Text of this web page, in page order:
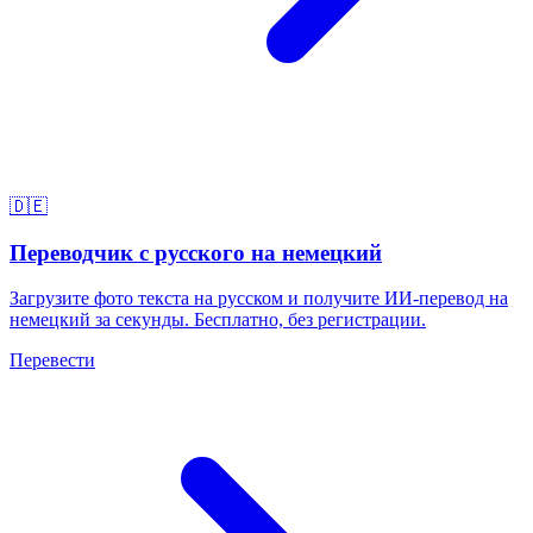
🇩🇪
Переводчик с русского на немецкий
Загрузите фото текста на русском и получите ИИ-перевод на
немецкий за секунды. Бесплатно, без регистрации.
Перевести